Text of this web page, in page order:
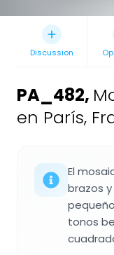
Discussion
PA_482,
en París,
El
brazos
tonos